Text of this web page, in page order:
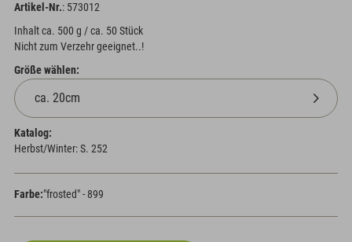
Artikel-Nr.: 573012
Inhalt ca. 500 g / ca. 50 Stück
Nicht zum Verzehr geeignet..!
Größe wählen:
Katalog:
Herbst/Winter: S. 252
Farbe:"frosted" - 899